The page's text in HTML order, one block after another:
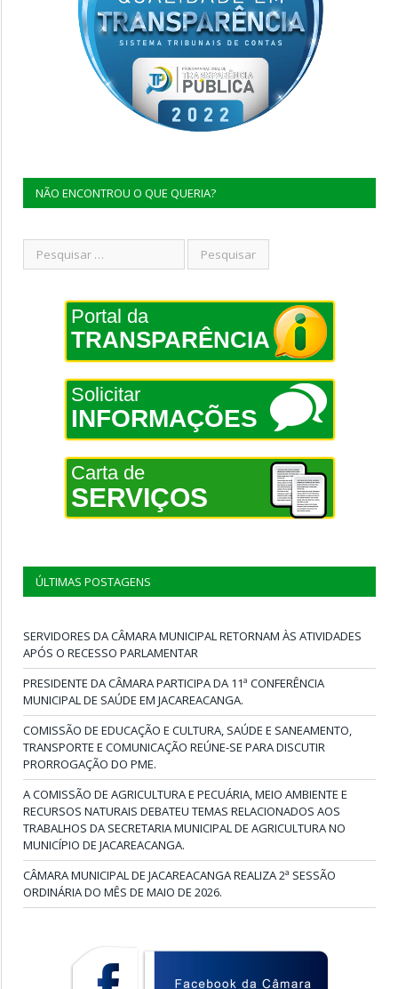
NÃO ENCONTROU O QUE QUERIA?
Portal da
TRANSPARÊNCIA
Solicitar
INFORMAÇÕES
Carta de
SERVIÇOS
ÚLTIMAS POSTAGENS
SERVIDORES DA CÂMARA MUNICIPAL RETORNAM ÀS ATIVIDADES
APÓS O RECESSO PARLAMENTAR
PRESIDENTE DA CÂMARA PARTICIPA DA 11ª CONFERÊNCIA
MUNICIPAL DE SAÚDE EM JACAREACANGA.
COMISSÃO DE EDUCAÇÃO E CULTURA, SAÚDE E SANEAMENTO,
TRANSPORTE E COMUNICAÇÃO REÚNE-SE PARA DISCUTIR
PRORROGAÇÃO DO PME.
A COMISSÃO DE AGRICULTURA E PECUÁRIA, MEIO AMBIENTE E
RECURSOS NATURAIS DEBATEU TEMAS RELACIONADOS AOS
TRABALHOS DA SECRETARIA MUNICIPAL DE AGRICULTURA NO
MUNICÍPIO DE JACAREACANGA.
CÂMARA MUNICIPAL DE JACAREACANGA REALIZA 2ª SESSÃO
ORDINÁRIA DO MÊS DE MAIO DE 2026.